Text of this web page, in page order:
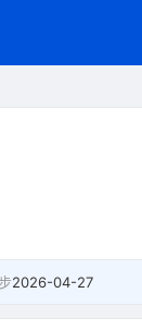
2026-04-27